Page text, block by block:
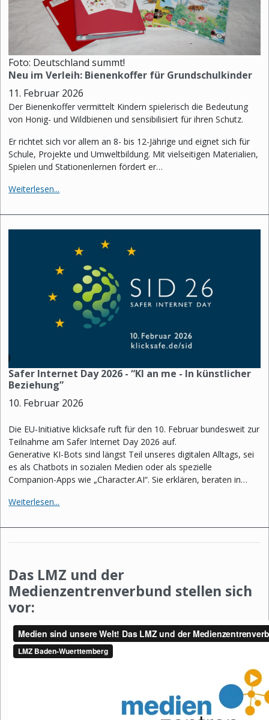
Foto: Deutschland summt!
Neu im Verleih: Bienenkoffer für Grundschulkinder
11. Februar 2026
Der Bienenkoffer vermittelt Kindern spielerisch die Bedeutung
von Honig- und Wildbienen und sensibilisiert für ihren Schutz.
Er richtet sich vor allem an 8- bis 12-Jährige und eignet sich für
Schule, Projekte und Umweltbildung. Mit vielseitigen Materialien,
Spielen und Stationenlernen fördert er…
Weiterlesen...
Safer Internet Day 2026 - “KI an me - In künstlicher
Beziehung”
10. Februar 2026
Die EU-Initiative klicksafe ruft für den 10. Februar bundesweit zur
Teilnahme am Safer Internet Day 2026 auf.
Generative KI-Bots sind längst Teil unseres digitalen Alltags, sei
es als Chatbots in sozialen Medien oder als spezielle
Companion-Apps wie „Character.AI“. Sie erklären, beraten in…
Weiterlesen...
Das LMZ und der
Medienzentrenverbund stellen sich
vor: